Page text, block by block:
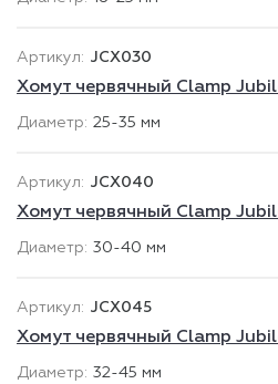
JCX030
Хомут червячный Clamp
25-35 мм
JCX040
Хомут червячный Clamp
30-40 мм
JCX045
Хомут червячный Clamp
32-45 мм